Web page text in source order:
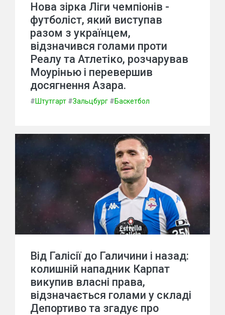
Нова зірка Ліги чемпіонів -
футболіст, який виступав
разом з українцем,
відзначився голами проти
Реалу та Атлетіко, розчарував
Моурінью і перевершив
досягнення Азара.
#Штутгарт #Зальцбург #Баскетбол
Від Галісії до Галичини і назад:
колишній нападник Карпат
викупив власні права,
відзначається голами у складі
Депортиво та згадує про